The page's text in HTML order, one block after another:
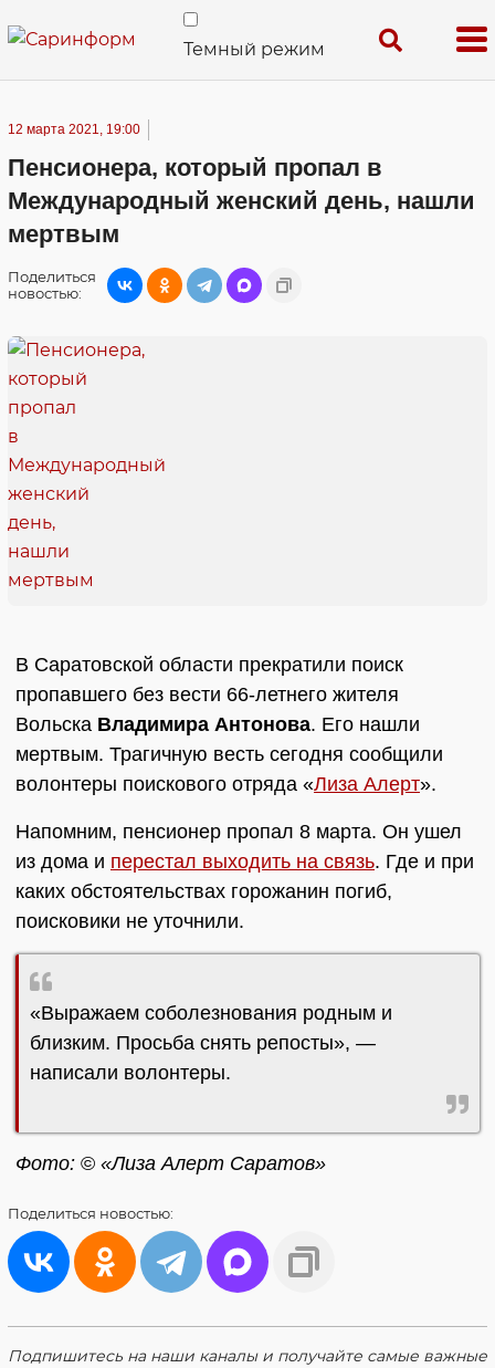
Темный режим
12 марта 2021, 19:00
Пенсионера, который пропал в
Международный женский день, нашли
мертвым
Поделиться
новостью:
В Саратовской области прекратили поиск
пропавшего без вести 66-летнего жителя
Вольска Владимира Антонова. Его нашли
мертвым. Трагичную весть сегодня сообщили
волонтеры поискового отряда «Лиза Алерт».
Напомним, пенсионер пропал 8 марта. Он ушел
из дома и перестал выходить на связь. Где и при
каких обстоятельствах горожанин погиб,
поисковики не уточнили.
«Выражаем соболезнования родным и
близким. Просьба снять репосты», —
написали волонтеры.
Фото: © «Лиза Алерт Саратов»
Поделиться новостью:
Подпишитесь на наши каналы и получайте самые важные